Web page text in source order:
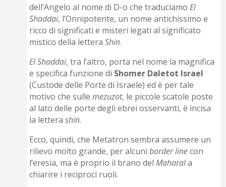
dell’Angelo al nome di D-o che traduciamoEl
Shaddai, l’Onnipotente, un nome antichissimo e
ricco di significati e misteri legati al significato
mistico della letteraShin.
El Shaddai, tra l’altro, porta nel nome la magnifica
e specifica funzione di Shomer Daletot Israel
(Custode delle Porte di Israele) ed è per tale
motivo che sullemezuzot, le piccole scatole poste
al lato delle porte degli ebrei osservanti, è incisa
la letterashin.
Ecco, quindi, che Metatron sembra assumere un
rilievo molto grande, per alcuniborder linecon
l’eresia, ma è proprio il brano delMaharala
chiarire i reciproci ruoli.